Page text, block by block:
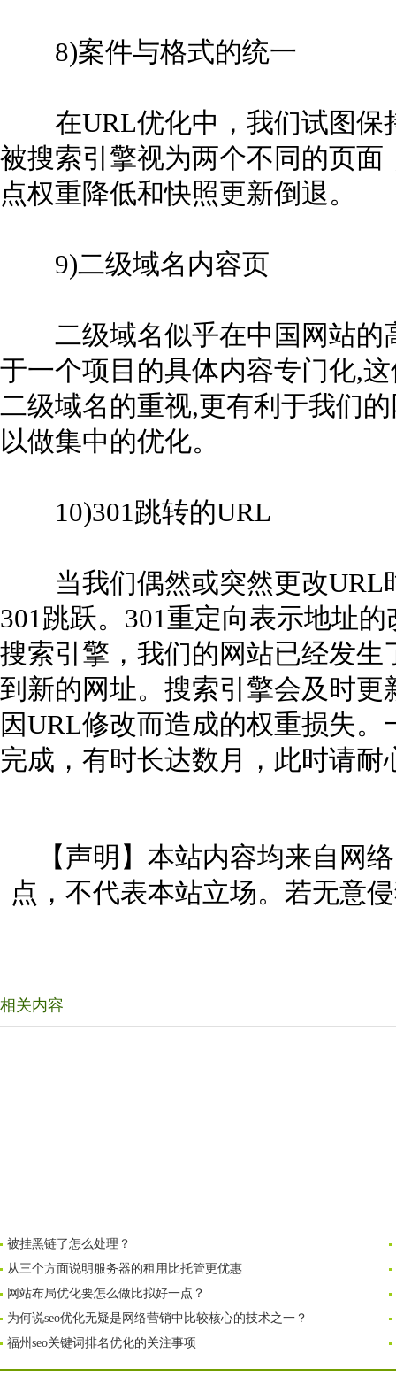
8)案件与格式的统一
在URL优化中，我们试图保
被搜索引擎视为两个不同的页
点权重降低和快照更新倒退。
9)二级域名内容页
二级域名似乎在中国网站的
于一个项目的具体内容专门化,
二级域名的重视,更有利于我们
以做集中的优化。
10)301跳转的URL
当我们偶然或突然更改URL
301跳跃。301重定向表示地址
搜索引擎，我们的网站已经发
到新的网址。搜索引擎会及时
因URL修改而造成的权重损失
完成，有时长达数月，此时请
【声明】本站内容均来自网
点，不代表本站立场。若无意
相关内容
被挂黑链了怎么处理？
从三个方面说明服务器的租用比托管更优惠
网站布局优化要怎么做比拟好一点？
为何说seo优化无疑是网络营销中比较核心的技术之一？
福州seo关键词排名优化的关注事项